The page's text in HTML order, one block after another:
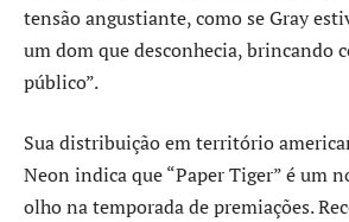
tensão angustiante, como se Gray
um dom que desconhecia, brincando
público”.
Sua distribuição em território
Neon indica que “Paper Tiger” é um
olho na temporada de premiações.